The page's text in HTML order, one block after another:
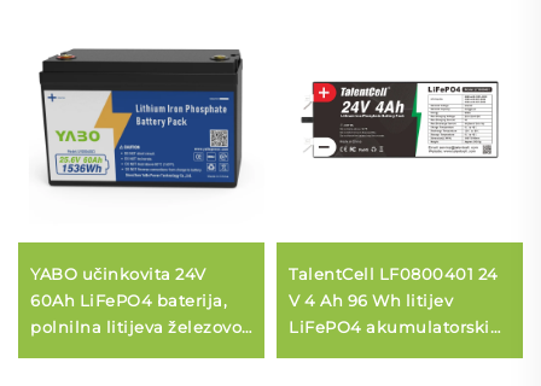
YABO učinkovita 24V
60Ah LiFePO4 baterija,
polnilna litijeva železovo-
TalentCell LF0800401 24
V 4 Ah 96 Wh litijev
LiFePO4 akumulatorski